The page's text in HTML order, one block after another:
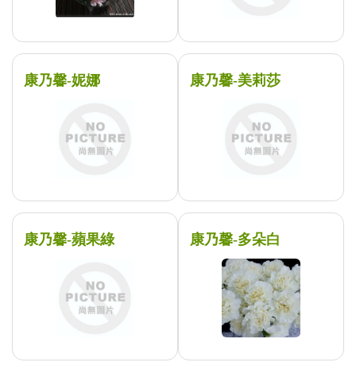
康乃馨-妮娜 康乃馨-美莉莎
康乃馨-蘋果綠 康乃馨-多朵白